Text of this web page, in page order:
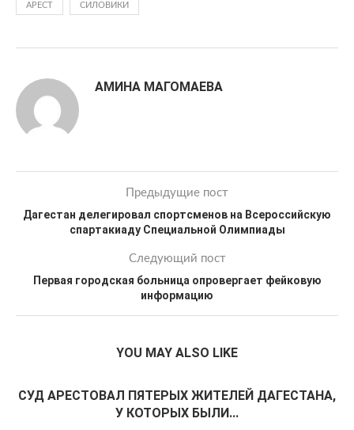
АРЕСТ СИЛОВИКИ
АМИНА МАГОМАЕВА
Предыдущие пост
Дагестан делегировал спортсменов на Всероссийскую
спартакиаду Специальной Олимпиады
Следующий пост
Первая городская больница опровергает фейковую
информацию
YOU MAY ALSO LIKE
СУД АРЕСТОВАЛ ПЯТЕРЫХ ЖИТЕЛЕЙ ДАГЕСТАНА,
У КОТОРЫХ БЫЛИ...